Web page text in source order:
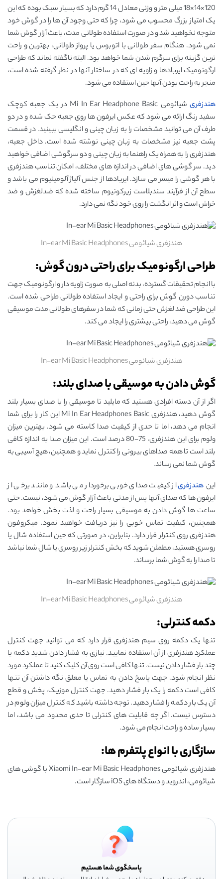
120×14×18 میلی ‌متر و وزنی معادل 14 گرم دارد که بسیار سبک بوده که این
یک امتیاز بزرگ محسوب می شود، چرا که حتی وجود آن ها را در گوش خود
متوجه نخواهید شد و در صورت استفاده طولانی مدت، باعث آزار گوش شما
نمی شود. هنگام سفر طولانی با اتوبوس یا پرواز طولانی، بهترین و راحت
ترین گزینه برای سرگرم شدن شما خواهد بود. البته ناگفته نماند که طراحی
ارگونومیک ایربادها و زاویه ای که در ساختار آنها در نظر گرفته شده است،
منجر به راحت بودن آنها حین استفاده می شود.
هندزفری
شیائومی Mi In Ear Headphone Basic در یک جعبه کوچک
سفید رنگ ارائه می شود که عکس ایرفون ها روی جعبه حک شده و در دو
طرف آن می توانید مشخصات را به زبان چینی و انگلیسی ببینید. در قسمت
پشت جعبه نیز مشخصات به زبان چینی نوشته شده است. داخل جعبه،
هندزفری را به همراه یک راهنما به زبان چینی و دو سرگوشی اضافی خواهید
دید. سر گوشی های اضافی در اندازه های مختلف، امکان تناسب هندزفری
با هر گوشی را میسر می سازد. ایربادها از جنس آلیاژ آلومینیوم می باشد و
سطح آن از فرآیند سندبلاست زیرکونیوم ساخته شده که ضدلغزش و ضد
خراش است و اثر انگشت را روی خود نگه نمی دارد.
هندزفری شیائومی In-ear Mi Basic Headphones
طراحی ارگونومیک برای راحتی درون گوش:
با انجام تحقیقات گسترده، بدنه اصلی به صورت زاویه دار و ارگونومیک جهت
تناسب دورن گوش برای راحتی و ایجاد استفاده طولانی طراحی شده است.
این طراحی ضد لغزش حتی زمانی که شما در سفرهای طولانی مدت موسیقی
گوش می دهید، راحتی بیشتری را ایجاد می کند.
هندزفری شیائومی In-ear Mi Basic Headphones
گوش دادن به موسیقی با صدای بلند:
اگر از آن دسته افرادی هستید که مایلید تا موسیقی را با صدای بسیار بلند
گوش دهید، هندزفری Mi In Ear Headphones Basic این کار را برای شما
انجام می دهد، اما تا حدی از کیفیت صدا کاسته می شود. بهترین میزان
ولوم برای این هندزفری، 75-80 درصد است. این میزان صدا به اندازه کافی
بلند است تا همه صداهای بیرونی را کنترل نماید و همچنین، هیچ آسیبی به
گوش شما نمی رساند.
اینهندزفریاز کیفیت صدای خوبی برخوردار می باشد و مانند برخی از
ایرفون ها که صدای آنها پس از مدتی باعث آزار گوش می شود، نیست. حتی
ساعت ها گوش دادن به موسیقی بسیار راحت و لذت بخش خواهد بود.
همچنین، کیفیت تماس خوبی را نیز دریافت خواهید نمود. میکروفون
هندزفری روی کنترلر قرار دارد. بنابراین، در صورتی که حین استفاده شال یا
روسری هستید، مطمئن شوید که بخش کنترلر زیر روسری یا شال شما نباشد
تا صدا را به گوش شما برساند.
هندزفری شیائومی In-ear Mi Basic Headphones
دکمه کنترلی:
تنها یک دکمه روی سیم هندزفری قرار دارد که می توانید جهت کنترل
عملکرد هندزفری از آن استفاده نمایید. نیازی به فشار دادن شدید دکمه یا
چند بار فشار دادن نیست. تنها کافی است روی آن کلیک کنید تا عملکرد مورد
نظر انجام شود. جهت پاسخ دادن به تماس یا معلق نگه داشتن آن تنها
کافی است دکمه را یک بار فشار دهید. جهت کنترل موزیک، پخش و قطع
آن یک بار دکمه را فشار دهید. توجه داشته باشید که کنترل میزان ولوم در
دسترس نیست. اگر چه قابلیت های کنترلی تا حدی محدود می باشد، اما
بسیار ساده و راحت انجام می شود.
سازگاری با انواع پلتفرم ها:
هندزفری شیائومی Xiaomi In-ear Mi Basic Headphones با گوشی های
شیائومی، اندروید و دستگاه های iOS سازگار است.
پاسخگوی شما هستیم